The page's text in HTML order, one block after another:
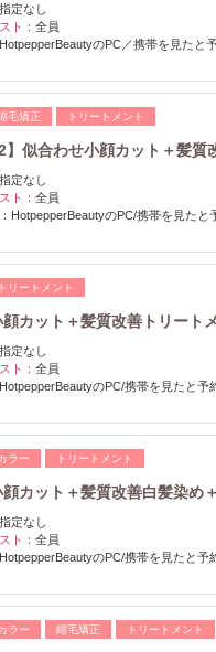
指定なし
ト： 全員
HotpepperBeautyのPC／携帯を見たと
毛矯正 トリートメント
】似合わせ小顔カット＋髪
指定なし
ト： 全員
：HotpepperBeautyのPC/携帯を見たと
トリートメント
カット＋髪質改善トリート
指定なし
ト： 全員
HotpepperBeautyのPC/携帯を見たと予
ラー トリートメント
カット＋髪質改善白髪染め
指定なし
ト： 全員
HotpepperBeautyのPC/携帯を見たと予
ラー 縮毛矯正 トリートメント